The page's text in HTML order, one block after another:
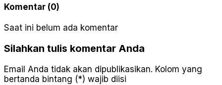
Komentar (0)
Saat ini belum ada komentar
Silahkan tulis komentar Anda
Email Anda tidak akan dipublikasikan. Kolom yang
bertanda bintang (*) wajib diisi